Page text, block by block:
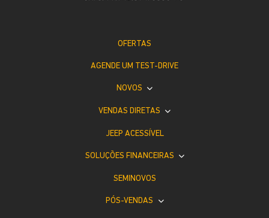
OFERTAS
AGENDE UM TEST-DRIVE
NOVOS
VENDAS DIRETAS
JEEP ACESSÍVEL
SOLUÇÕES FINANCEIRAS
SEMINOVOS
PÓS-VENDAS